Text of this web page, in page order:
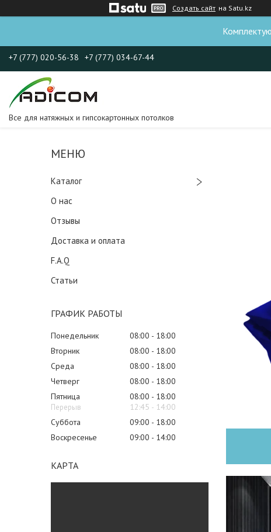
Создать сайт на Satu.kz
+7 (777) 020-56-38 +7 (777) 034-67-44
Все для натяжных и гипсокартонных потолков
Каталог
О нас
Отзывы
Доставка и оплата
F.A.Q
Статьи
ГРАФИК РАБОТЫ
Понедельник 08:00
18:00
Вторник
08:00
18:00
Среда
08:00
18:00
Четверг
08:00
18:00
Пятница
08:00
18:00
12:45
14:00
Суббота
09:00
18:00
Воскресенье
09:00 14:00
КАРТА